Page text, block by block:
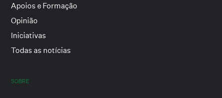
Apoios e Formação
Opinião
Iniciativas
Todas as notícias
SOBRE